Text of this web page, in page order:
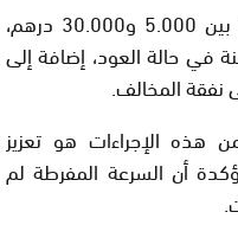
كما ينص القانون على غرامات مالية بين 5.000 و30.000 درهم،
3 أشهر إلى سنة في حالة العود، إضافة إلى
نفقة المخالف.
الإجراءات هو تعزيز
أن السرعة المفرطة لم